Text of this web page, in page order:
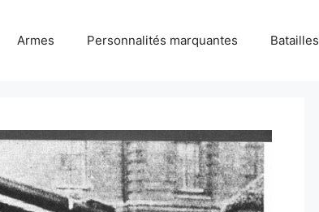
Armes Personnalités marquantes Batailles